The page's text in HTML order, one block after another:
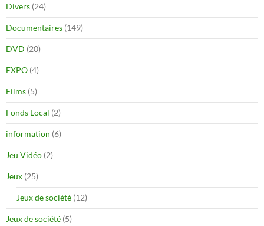
Divers (24)
Documentaires (149)
DVD (20)
EXPO (4)
Films (5)
Fonds Local (2)
information (6)
Jeu Vidéo (2)
Jeux (25)
Jeux de société (12)
Jeux de société (5)